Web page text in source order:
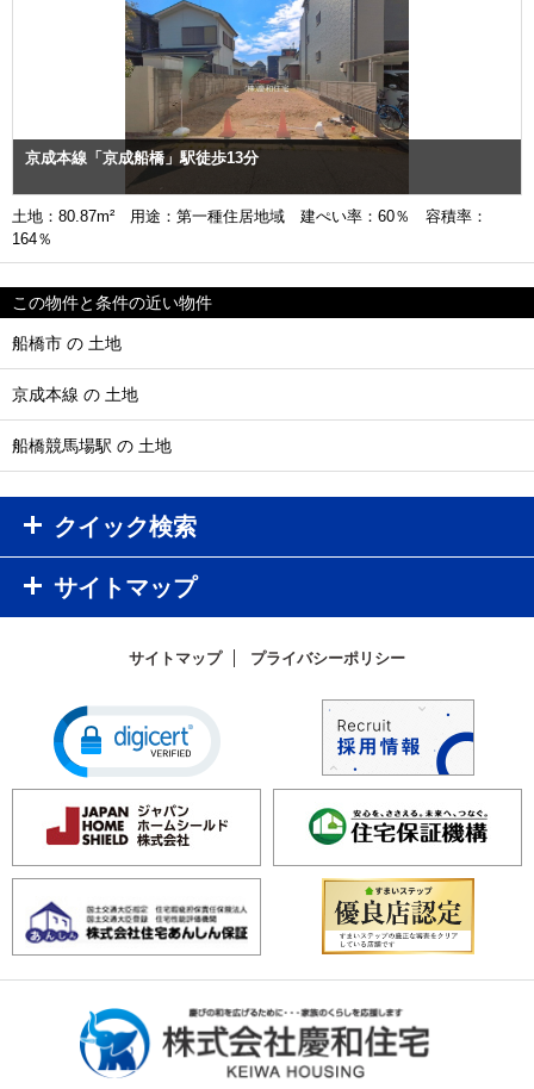
京成本線「京成船橋」駅徒歩13分
土地：80.87m² 用途：第一種住居地域 建ぺい率：60％ 容積率：
164％
この物件と条件の近い物件
船橋市 の 土地
京成本線 の 土地
船橋競馬場駅 の 土地
クイック検索
サイトマップ
サイトマップ プライバシーポリシー